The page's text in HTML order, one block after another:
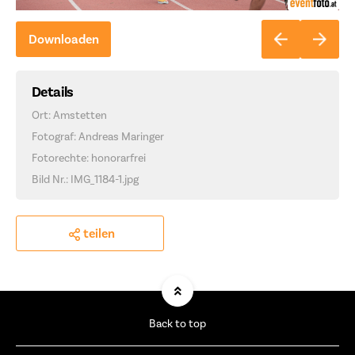
Downloaden
Details
Ort: Amstetten
Fotograf: Andreas Maringer
Fotorechte: honorarfrei
Bild Nr.: IMG_1184-1.jpg
teilen
Back to top